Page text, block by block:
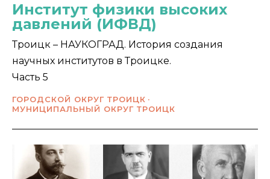
Институт физики высоких
давлений (ИФВД)
Троицк – НАУКОГРАД. История создания
научных институтов в Троицке.
Часть 5
ГОРОДСКОЙ ОКРУГ ТРОИЦК
МУНИЦИПАЛЬНЫЙ ОКРУГ ТРОИЦК